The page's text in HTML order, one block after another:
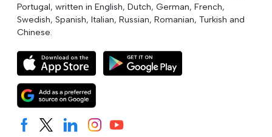
Portugal, written in English, Dutch, German, French,
Swedish, Spanish, Italian, Russian, Romanian, Turkish and
Chinese.